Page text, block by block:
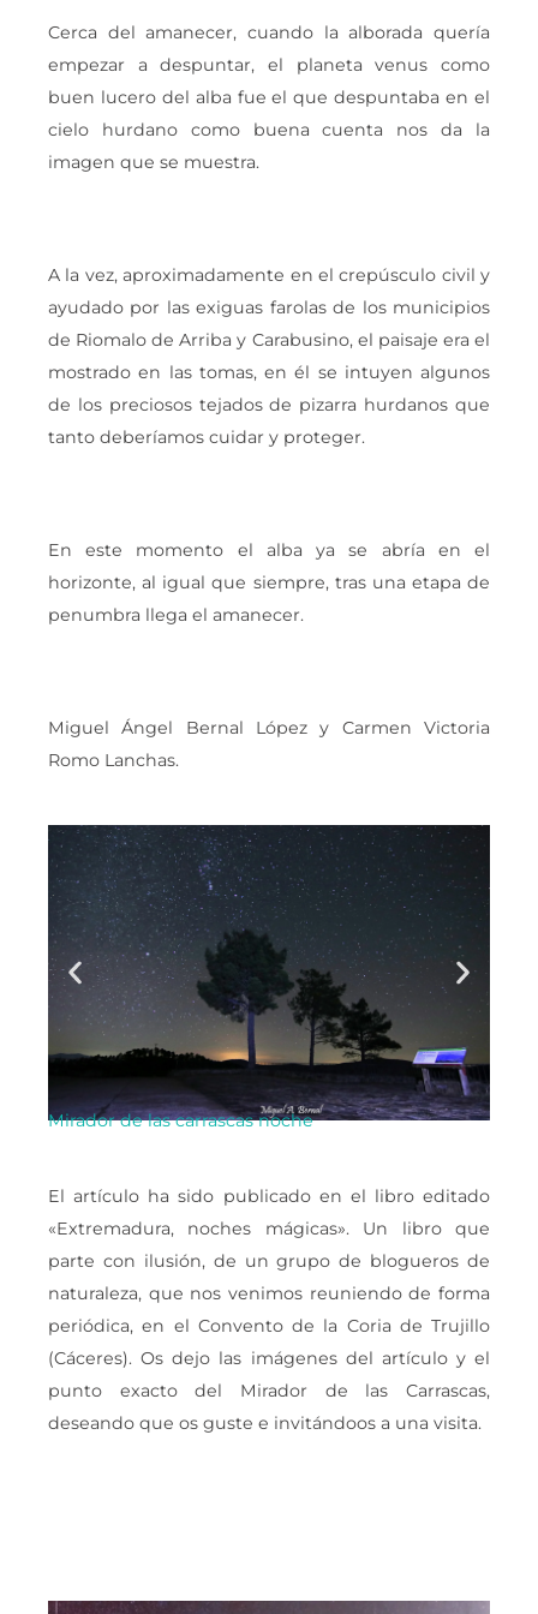
Cerca del amanecer, cuando la alborada quería
empezar a despuntar, el planeta venus como
buen lucero del alba fue el que despuntaba en el
cielo hurdano como buena cuenta nos da la
imagen que se muestra.
A la vez, aproximadamente en el crepúsculo civil y
ayudado por las exiguas farolas de los municipios
de Riomalo de Arriba y Carabusino, el paisaje era el
mostrado en las tomas, en él se intuyen algunos
de los preciosos tejados de pizarra hurdanos que
tanto deberíamos cuidar y proteger.
En este momento el alba ya se abría en el
horizonte, al igual que siempre, tras una etapa de
penumbra llega el amanecer.
Miguel Ángel Bernal López y Carmen Victoria
Romo Lanchas.
Mirador de las carrascas noche
El artículo ha sido publicado en el libro editado
«Extremadura, noches mágicas». Un libro que
parte con ilusión, de un grupo de blogueros de
naturaleza, que nos venimos reuniendo de forma
periódica, en el Convento de la Coria de Trujillo
(Cáceres). Os dejo las imágenes del artículo y el
punto exacto del Mirador de las Carrascas,
deseando que os guste e invitándoos a una visita.